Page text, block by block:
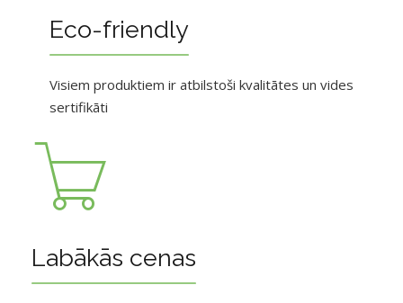
Eco-friendly
Visiem produktiem ir atbilstoši kvalitātes un vides
sertifikāti
Labākās cenas